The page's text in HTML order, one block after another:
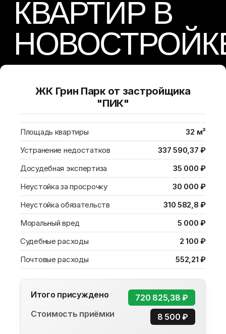
ЖК Грин Парк от застройщика
"ПИК"
Площадь квартиры
32 м²
Устранение недостатков
337 590,37 ₽
Досудебная экспертиза
35 000 ₽
Неустойка за просрочку
30 000 ₽
Неустойка обязательств
310 582,8 ₽
Моральный вред
5 000 ₽
Судебные расходы
2 100 ₽
Почтовые расходы
552,21 ₽
Итого присуждено
720 825,38 ₽
Стоимость приёмки
8 500 ₽
ИНСТРУМЕНТЫ
НАШИХ
ЭКСПЕРТОВ
НАПРЯЖЕНИЯ
TESTO 750-2